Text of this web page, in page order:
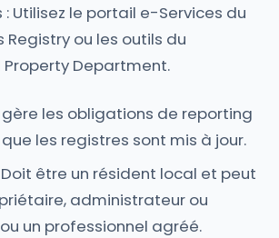
: Utilisez le portail e-Services du
Registry ou les outils du
Department.
gère les obligations de reporting
les registres sont mis à jour.
Doit être un résident local et peut
administrateur ou
un professionnel agréé.